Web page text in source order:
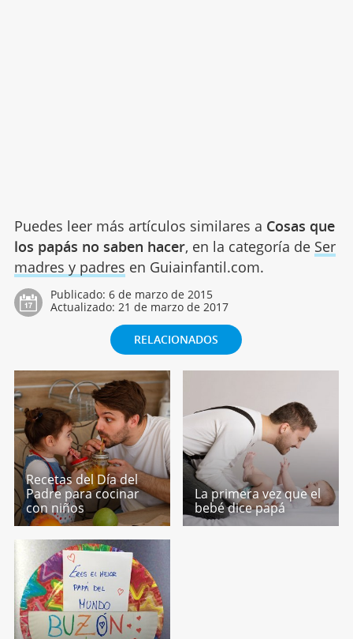
Puedes leer más artículos similares a Cosas que
los papás no saben hacer, en la categoría de Ser
madres y padres en Guiainfantil.com.
Publicado: 6 de marzo de 2015
Actualizado: 21 de marzo de 2017
RELACIONADOS
Recetas del Día del
Padre para cocinar
con niños
La primera vez que el
bebé dice papá